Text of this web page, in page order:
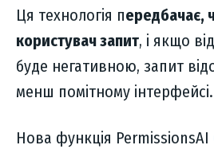
Ця технологія передбачає,
користувач запит, і якщо
буде негативною, запит
менш помітному інтерфейсі.
Нова функція PermissionsAI